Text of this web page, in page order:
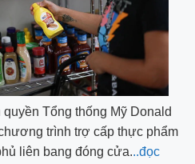
Tổng thống Mỹ Donald
trình trợ cấp thực phẩm
liên bang đóng cửa...đọc